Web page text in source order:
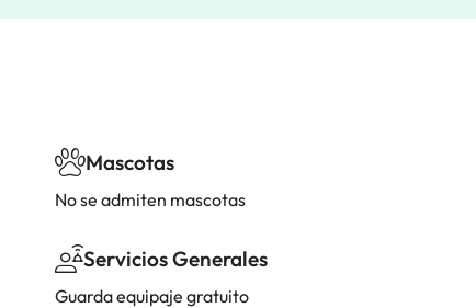
Mascotas
No se admiten mascotas
Servicios Generales
Guarda equipaje gratuito